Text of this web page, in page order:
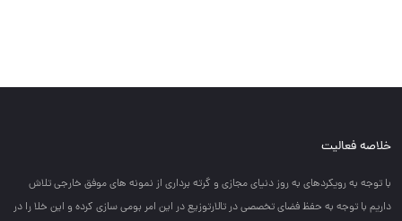
خلاصه فعالیت
با توجه به رويكردهاي به روز دنياي مجازي و گرته برداري از نمونه هاي موفق خارجي تلاش
داريم با توجه به حفظ فضاي تخصصي در تالارتوزيع در اين امر بومي سازي كرده و اين خلا را در